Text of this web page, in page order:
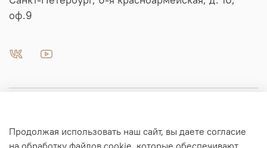
Гидравлика
оф.9
Продолжая использовать наш сайт, вы даете согласие